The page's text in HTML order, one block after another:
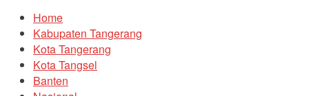
Home
Kabupaten Tangerang
Kota Tangerang
Kota Tangsel
Banten